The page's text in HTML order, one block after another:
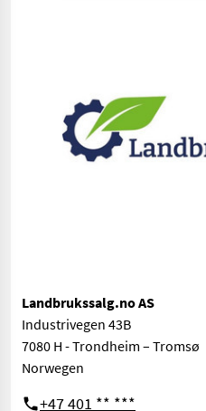
Landbrukssalg.no AS
Industrivegen 43B
7080 H - Trondheim – Tromsø
Norwegen
+47 401 ** ***